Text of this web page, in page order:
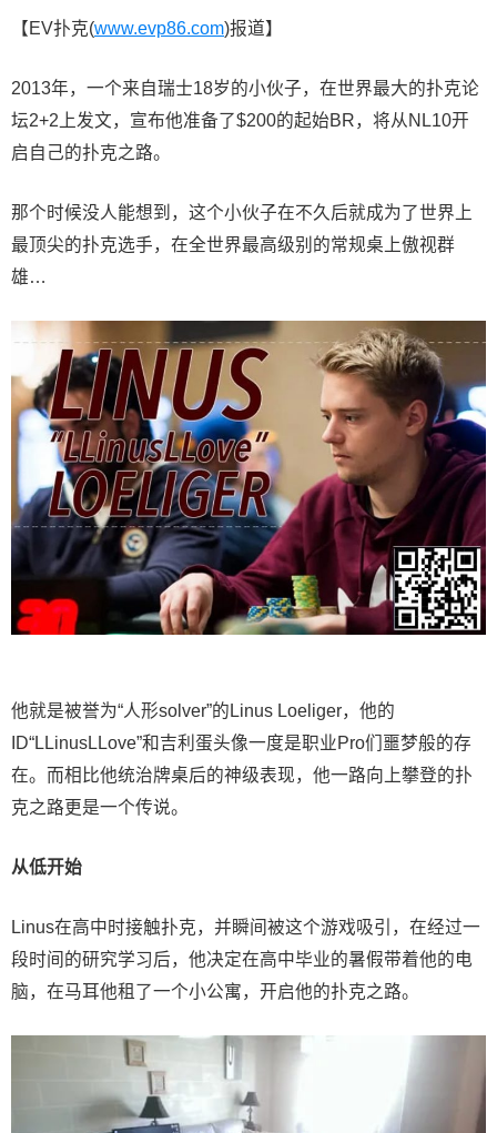
【EV扑克(www.evp86.com)报道】
2013年，一个来自瑞士18岁的小伙子，在世界最大的扑克论
坛2+2上发文，宣布他准备了$200的起始BR，将从NL10开
启自己的扑克之路。
那个时候没人能想到，这个小伙子在不久后就成为了世界上
最顶尖的扑克选手，在全世界最高级别的常规桌上傲视群
雄…
他就是被誉为“人形solver”的Linus Loeliger，他的
ID“LLinusLLove”和吉利蛋头像一度是职业Pro们噩梦般的存
在。而相比他统治牌桌后的神级表现，他一路向上攀登的扑
克之路更是一个传说。
从低开始
Linus在高中时接触扑克，并瞬间被这个游戏吸引，在经过一
段时间的研究学习后，他决定在高中毕业的暑假带着他的电
脑，在马耳他租了一个小公寓，开启他的扑克之路。